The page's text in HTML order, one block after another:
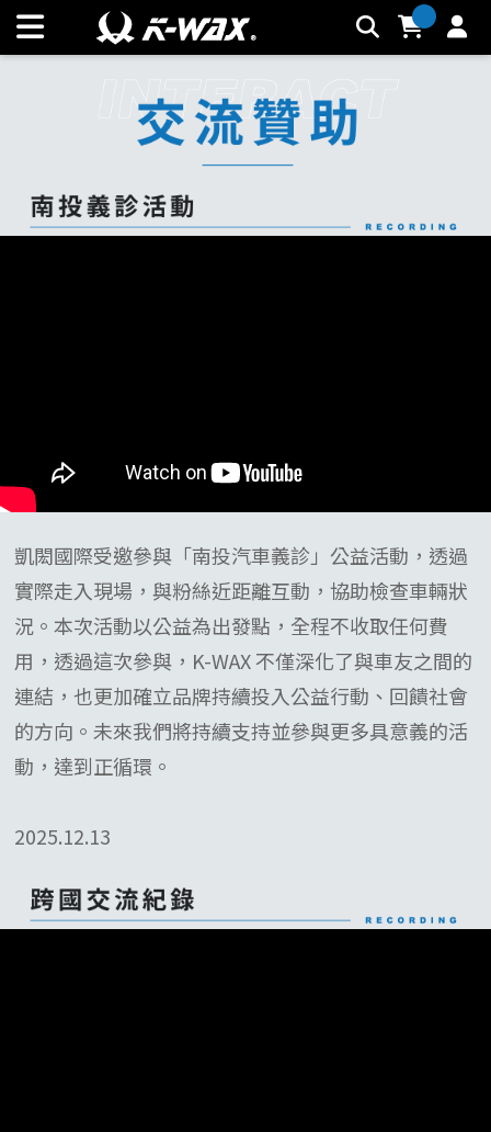
關於K-WAX_交流贊助 | K-WAX台灣汽車美容材料
凱閎國際受邀參與「南投汽車義診」公益活動，透過
實際走入現場，與粉絲近距離互動，協助檢查車輛狀
況。本次活動以公益為出發點，全程不收取任何費
用，透過這次參與，K-WAX 不僅深化了與車友之間的
連結，也更加確立品牌持續投入公益行動、回饋社會
的方向。未來我們將持續支持並參與更多具意義的活
動，達到正循環。
2025.12.13